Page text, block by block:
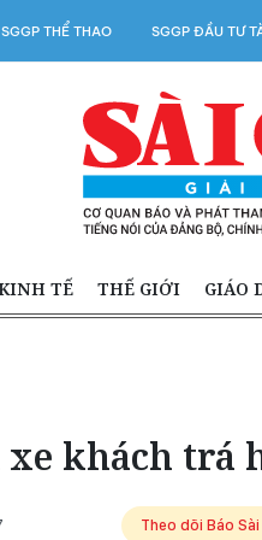
SGGP THỂ THAO SGGP ĐẦU TƯ
TẾ THẾ GIỚI GIÁO
xe khách trá
Theo dõi Báo